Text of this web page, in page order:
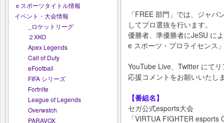
ｅスポーツタイトル情報
イベント・大会情報
_ロケットリーグ
２XKO
Apex Legends
Call of Duty
eFootball
FIFA シリーズ
Fortnite
League of Legends
Overwatch
PARAVOX
「FREE 部門」では、ジャ
してプロ選抜を行います。
優勝者、準優勝者にJeSU に
e スポーツ・プロライセンス
YouTube Live、Twitter にて
応援コメントをお願いいたし
【番組名】
セガ公式esports大会
「VIRTUA FIGHTER